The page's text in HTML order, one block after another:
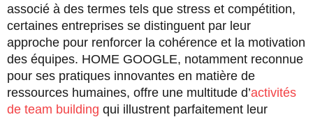
associé à des termes tels que stress et compétition,
certaines entreprises se distinguent par leur
approche pour renforcer la cohérence et la motivation
des équipes. HOME GOOGLE, notamment reconnue
pour ses pratiques innovantes en matière de
ressources humaines, offre une multitude d’activités
de team building qui illustrent parfaitement leur